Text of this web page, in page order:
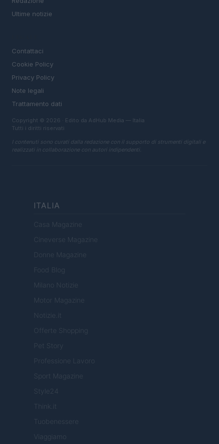
Ultime notizie
Contattaci
Cookie Policy
Privacy Policy
Note legali
Trattamento dati
Copyright © 2026 · Edito da AdHub Media — Italia
Tutti i diritti riservati
I contenuti sono curati dalla redazione con il supporto di strumenti digitali e
realizzati in collaborazione con autori indipendenti.
ITALIA
Casa Magazine
Cineverse Magazine
Donne Magazine
Food Blog
Milano Notizie
Motor Magazine
Notizie.it
Offerte Shopping
Pet Story
Professione Lavoro
Sport Magazine
Style24
Think.it
Tuobenessere
Viaggiamo